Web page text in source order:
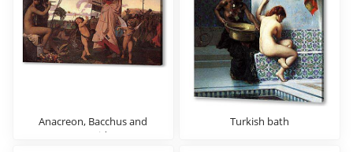
Anacreon, Bacchus and
Cupid
Turkish bath